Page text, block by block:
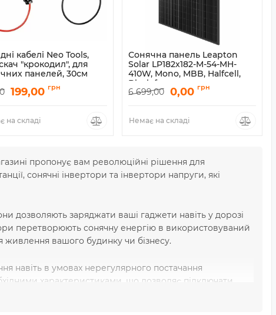
кабелі Neo Tools,
"крокодил", для
панелей, 30см
199,00 грн
на складі
Сонячна панель Leapton
Solar LP182x182-M-54-MH-
410W, Mono, MBB, Halfcell,
Black frame
Артикул: LP182M54-MH-410W/BF
6 699,00 0,00 грн
Немає на складі
пропонує вам революційні рішення для
сонячні інвертори та інвертори напруги, які
дозволяють заряджати ваші гаджети навіть у дорозі
перетворюють сонячну енергію в використовуваний
живлення вашого будинку чи бізнесу.
навіть в умовах нерегулярного постачання
характеристиками, що дозволяє підключати